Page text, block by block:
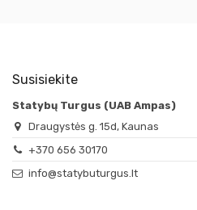
Susisiekite
Statybų Turgus (UAB Ampas)
Draugystės g. 15d, Kaunas
+370 656 30170
info@statybuturgus.lt